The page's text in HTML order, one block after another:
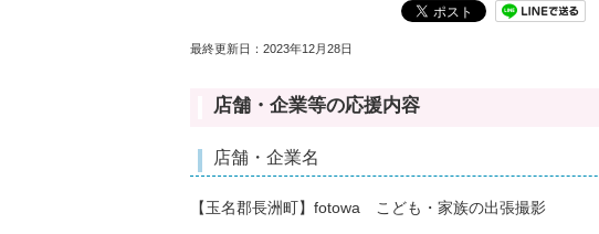
最終更新日： 2023年12月28日
店舗・企業等の応援内容
店舗・企業名
【玉名郡長洲町】fotowa こども・家族の出張撮影